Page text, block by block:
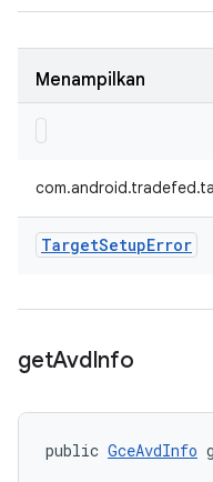
Menampilkan
TargetSetupError
getAvdInfo
public GceAvdInfo